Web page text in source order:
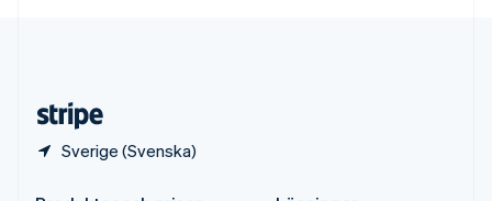
Sverige (Svenska)